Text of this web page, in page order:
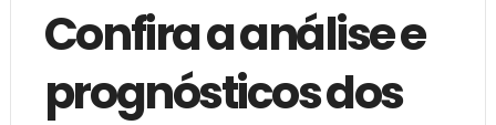
Confira a análise e
prognósticos dos